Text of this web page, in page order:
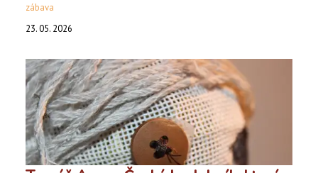
zábava
23. 05. 2026